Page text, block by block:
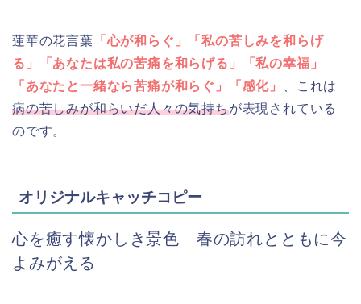
蓮華の花言葉 「心が和らぐ」「私の苦しみを和らげ
る」「あなたは私の苦痛を和らげる」「私の幸福」
「あなたと一緒なら苦痛が和らぐ」「感化」
、これは
病の苦しみが和らいだ人々の気持ちが表現されている
のです。
オリジナルキャッチコピー
心を癒す懐かしき景色 春の訪れとともに今
よみがえる